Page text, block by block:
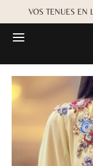
VOS TENUES EN